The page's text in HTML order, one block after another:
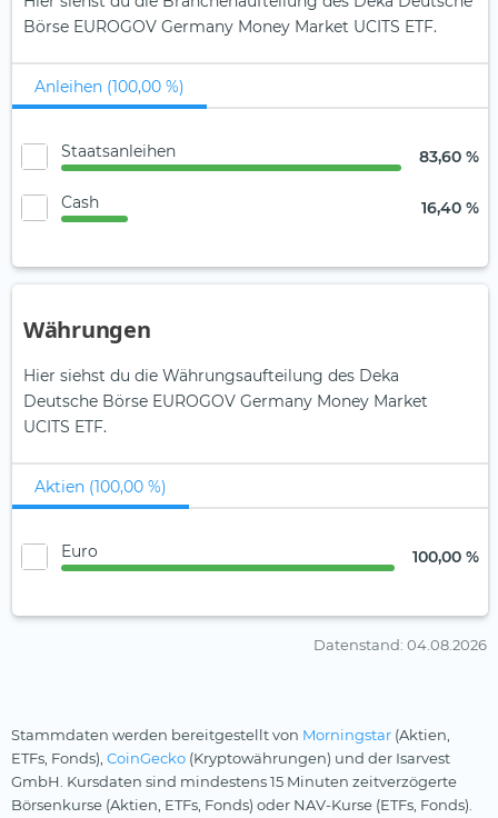
Börse EUROGOV Germany Money Market UCITS ETF.
Anleihen (100,00 %)
Staatsanleihen 83,60 %
Cash 16,40 %
Währungen
Hier siehst du die Währungsaufteilung des Deka
Deutsche Börse EUROGOV Germany Money Market
UCITS ETF.
Aktien (100,00 %)
Euro 100,00 %
Datenstand: 04.08.2026
Stammdaten werden bereitgestellt von Morningstar (Aktien,
ETFs, Fonds), CoinGecko (Kryptowährungen) und der Isarvest
GmbH. Kursdaten sind mindestens 15 Minuten zeitverzögerte
Börsenkurse (Aktien, ETFs, Fonds) oder NAV-Kurse (ETFs, Fonds).